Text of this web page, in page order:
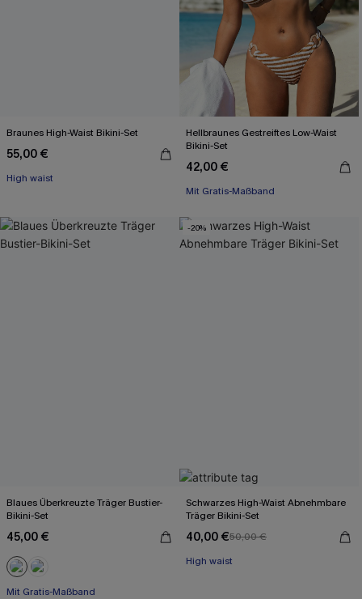
Braunes High-Waist Bikini-Set
55,00 €
High waist
Hellbraunes Gestreiftes Low-Waist
Bikini-Set
42,00 €
Mit Gratis-Maßband
Blaues Überkreuzte Träger Bustier-
Bikini-Set
45,00 €
Mit Gratis-Maßband
Nahtlos
-20%
Schwarzes High-Waist Abnehmbare
Träger Bikini-Set
40,00 €50,00 €
High waist